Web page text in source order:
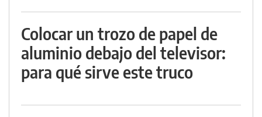
Colocar un trozo de papel de
aluminio debajo del televisor:
para qué sirve este truco